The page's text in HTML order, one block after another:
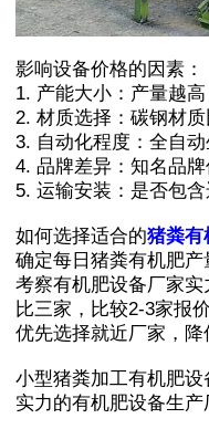
影响设备价格的因素：
1. 产能大小：产量越
2. 材质选择：碳钢材
3. 自动化程度：全自
4. 品牌差异：知名品
5. 运输安装：是否包
如何选择适合的猪粪有
确定每日猪粪有机肥
考察有机肥设备厂家
比三家，比较2-3家报
优先选择就近厂家，
小型猪粪加工有机肥
实力的有机肥设备生产